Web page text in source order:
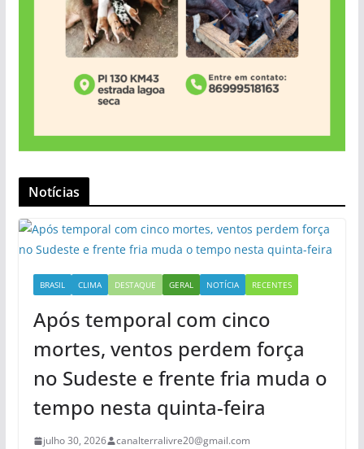
Notícias
BRASIL CLIMA DESTAQUE GERAL NOTÍCIA RECENTES
Após temporal com cinco
mortes, ventos perdem força
no Sudeste e frente fria muda o
tempo nesta quinta-feira
julho 30, 2026 canalterralivre20@gmail.com